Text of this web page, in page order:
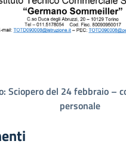
Sciopero del 24 febbraio –
personale